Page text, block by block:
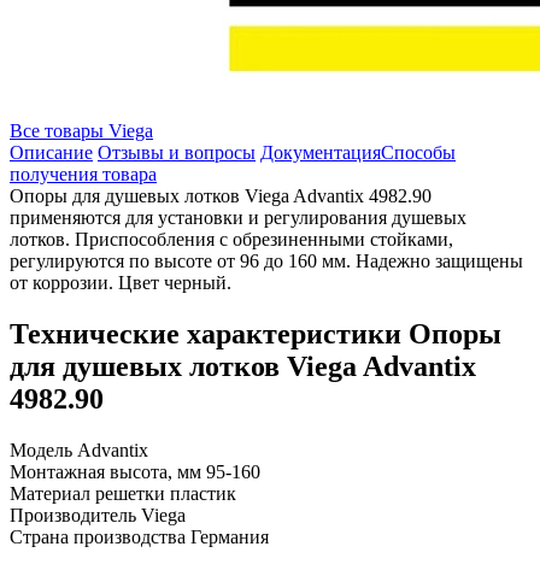
Все товары Viega
Описание Отзывы и вопросы ДокументацияСпособы
получения товара
Опоры для душевых лотков Viega Advantix 4982.90
применяются для установки и регулирования душевых
лотков. Приспособления с обрезиненными стойками,
регулируются по высоте от 96 до 160 мм. Надежно защищены
от коррозии. Цвет черный.
Технические характеристики Опоры
для душевых лотков Viega Advantix
4982.90
Модель Advantix
Монтажная высота, мм 95-160
Материал решетки пластик
Производитель Viega
Страна производства Германия